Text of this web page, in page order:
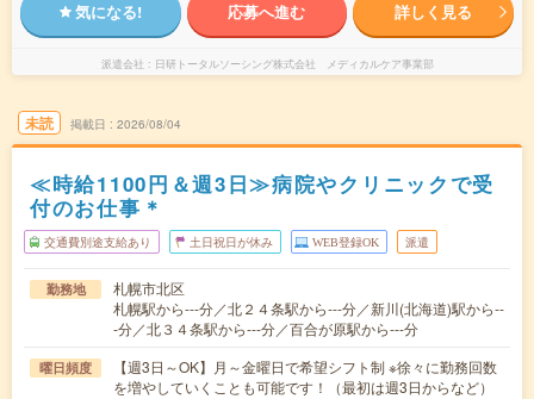
気になる! 応募へ進む 詳しく見る
派遣会社 日研トータルソーシング株式会社 メディカルケア事業部
未読 掲載日 2026/08/04
≪時給1100円＆週3日≫病院やクリニックで受
付のお仕事＊
交通費別途支給あり 土日祝日が休み WEB登録OK 派遣
勤務地
札幌市北区
札幌駅から---分／北２４条駅から---分／新川(北海道)駅から--
-分／北３４条駅から---分／百合が原駅から---分
曜日頻度
【週3日～OK】月～金曜日で希望シフト制 ※徐々に勤務回数
を増やしていくことも可能です！（最初は週3日からなど）